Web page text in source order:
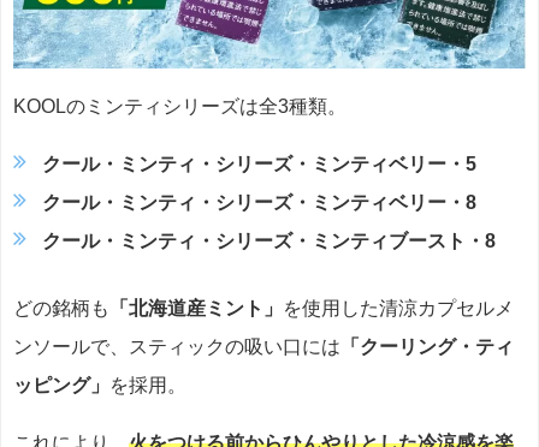
KOOLのミンティシリーズは全3種類。
クール・ミンティ・シリーズ・ミンティベリー・5
クール・ミンティ・シリーズ・ミンティベリー・8
クール・ミンティ・シリーズ・ミンティブースト・8
どの銘柄も 「北海道産ミント」
を使用した清涼カプセルメ
ンソールで、スティックの吸い口には 「クーリング・ティ
ッピング」
を採用。
これにより、 火をつける前からひんやりとした冷涼感を楽